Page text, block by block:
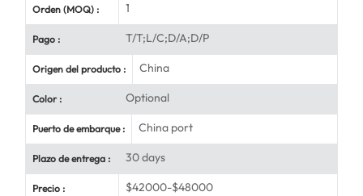
Orden (MOQ) : 1
Pago : T/T;L/C;D/A;D/P
Origen del producto : China
Color : Optional
Puerto de embarque : China port
Plazo de entrega : 30 days
Precio : $42000-$48000